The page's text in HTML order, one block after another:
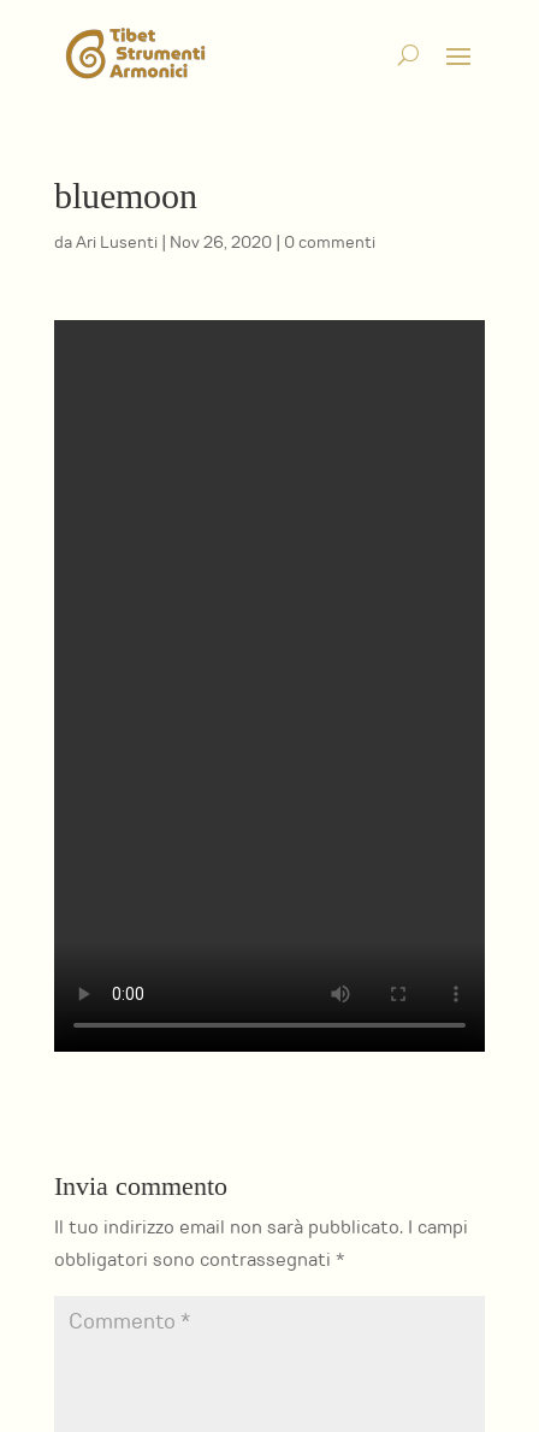
bluemoon
daAri Lusenti | Nov 26, 2020| 0 commenti
Invia commento
Il tuo indirizzo email non sarà pubblicato. I campi
obbligatori sono contrassegnati *